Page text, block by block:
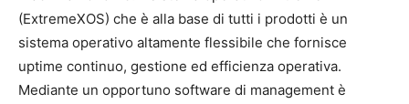
(ExtremeXOS) che è alla base di tutti i prodotti è un
sistema operativo altamente flessibile che fornisce
uptime continuo, gestione ed efficienza operativa.
Mediante un opportuno software di management è